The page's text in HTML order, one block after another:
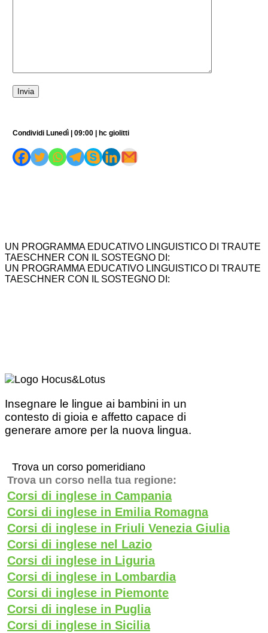
Condividi Lunedì | 09:00 | hc giolitti
UN PROGRAMMA EDUCATIVO LINGUISTICO DI TRAUTE
TAESCHNER CON IL SOSTEGNO DI:
UN PROGRAMMA EDUCATIVO LINGUISTICO DI TRAUTE
TAESCHNER CON IL SOSTEGNO DI:
Insegnare le lingue ai bambini in un
contesto di gioia e affetto capace di
generare amore per la nuova lingua.
Trova un corso pomeridiano
Trova un corso nella tua regione:
Corsi di inglese in Campania
Corsi di inglese in Emilia Romagna
Corsi di inglese in Friuli Venezia Giulia
Corsi di inglese nel Lazio
Corsi di inglese in Liguria
Corsi di inglese in Lombardia
Corsi di inglese in Piemonte
Corsi di inglese in Puglia
Corsi di inglese in Sicilia